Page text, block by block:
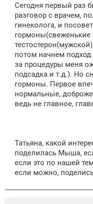
н
и
Сегодня первый раз
разговор с врачем,
гинеколога, и
потом начнем подход
за процедуры меня
подсадка и т.д.). Но
гормоны. Первое
нормальные,
ведь не главное,
Татьяна, какой
поделилась Мыша,
если это по нашей
если можно,